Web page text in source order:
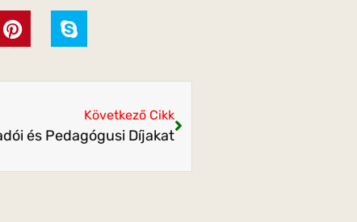
Következő Cikk
és Pedagógusi Díjakat